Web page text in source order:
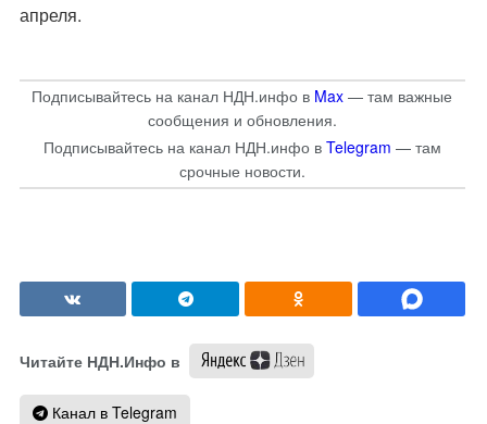
апреля.
Подписывайтесь на канал НДН.инфо в Max — там важные
сообщения и обновления.
Подписывайтесь на канал НДН.инфо в Telegram — там
срочные новости.
Читайте НДН.Инфо в
Канал в Telegram